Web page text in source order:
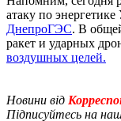
атаку по
ДнепроГЭС. В
ракет и ударных
воздушных целей.
Новини від
Підписуйтесь на